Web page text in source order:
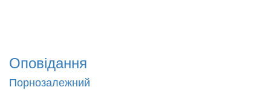
Оповідання
Порнозалежний